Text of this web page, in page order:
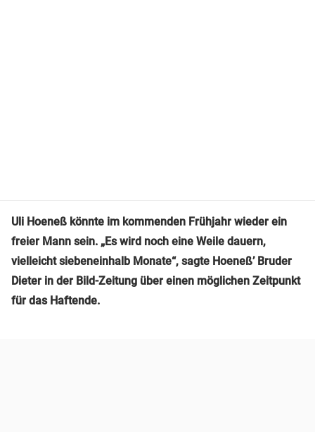
Uli Hoeneß könnte im kommenden Frühjahr wieder ein
freier Mann sein. „Es wird noch eine Weile dauern,
vielleicht siebeneinhalb Monate“, sagte Hoeneß’ Bruder
Dieter in der Bild-Zeitung über einen möglichen Zeitpunkt
für das Haftende.